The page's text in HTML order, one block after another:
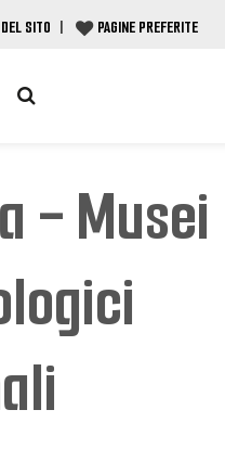
SITO | PAGINE PREFERITE
- Musei